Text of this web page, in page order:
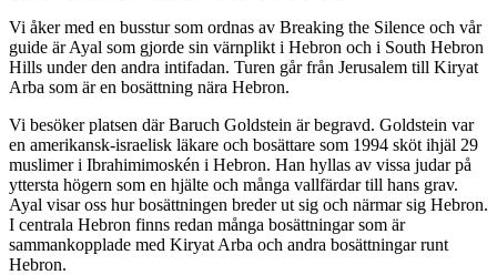
Vi åker med en busstur som ordnas av Breaking the Silence och vår
guide är Ayal som gjorde sin värnplikt i Hebron och i South Hebron
Hills under den andra intifadan. Turen går från Jerusalem till Kiryat
Arba som är en bosättning nära Hebron.
Vi besöker platsen där Baruch Goldstein är begravd. Goldstein var
en amerikansk-israelisk läkare och bosättare som 1994 sköt ihjäl 29
muslimer i Ibrahimimoskén i Hebron. Han hyllas av vissa judar på
yttersta högern som en hjälte och många vallfärdar till hans grav.
Ayal visar oss hur bosättningen breder ut sig och närmar sig Hebron.
I centrala Hebron finns redan många bosättningar som är
sammankopplade med Kiryat Arba och andra bosättningar runt
Hebron.